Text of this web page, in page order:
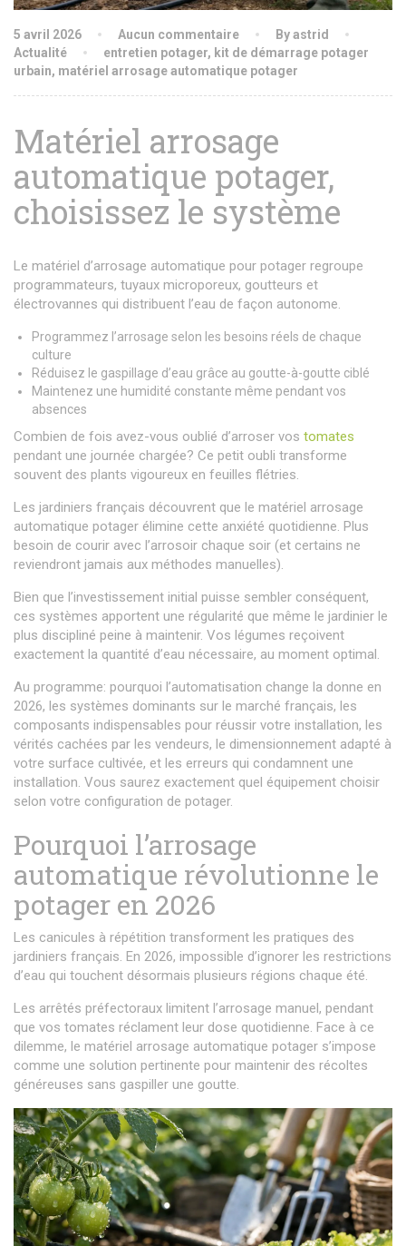
5 avril 2026 Aucun commentaire
By astrid
Actualité
entretien potager, kit de démarrage potager
urbain, matériel arrosage automatique potager
Matériel arrosage
automatique potager,
choisissez le système
Le matériel d’arrosage automatique pour potager regroupe
programmateurs, tuyaux microporeux, goutteurs et
électrovannes qui distribuent l’eau de façon autonome.
Programmez l’arrosage selon les besoins réels de chaque
culture
Réduisez le gaspillage d’eau grâce au goutte-à-goutte ciblé
Maintenez une humidité constante même pendant vos
absences
Combien de fois avez-vous oublié d’arroser vos tomates
pendant une journée chargée? Ce petit oubli transforme
souvent des plants vigoureux en feuilles flétries.
Les jardiniers français découvrent que le matériel arrosage
automatique potager élimine cette anxiété quotidienne. Plus
besoin de courir avec l’arrosoir chaque soir (et certains ne
reviendront jamais aux méthodes manuelles).
Bien que l’investissement initial puisse sembler conséquent,
ces systèmes apportent une régularité que même le jardinier le
plus discipliné peine à maintenir. Vos légumes reçoivent
exactement la quantité d’eau nécessaire, au moment optimal.
Au programme: pourquoi l’automatisation change la donne en
2026, les systèmes dominants sur le marché français, les
composants indispensables pour réussir votre installation, les
vérités cachées par les vendeurs, le dimensionnement adapté à
votre surface cultivée, et les erreurs qui condamnent une
installation. Vous saurez exactement quel équipement choisir
selon votre configuration de potager.
Pourquoi l’arrosage
automatique révolutionne le
potager en 2026
Les canicules à répétition transforment les pratiques des
jardiniers français. En 2026, impossible d’ignorer les restrictions
d’eau qui touchent désormais plusieurs régions chaque été.
Les arrêtés préfectoraux limitent l’arrosage manuel, pendant
que vos tomates réclament leur dose quotidienne. Face à ce
dilemme, le matériel arrosage automatique potager s’impose
comme une solution pertinente pour maintenir des récoltes
généreuses sans gaspiller une goutte.